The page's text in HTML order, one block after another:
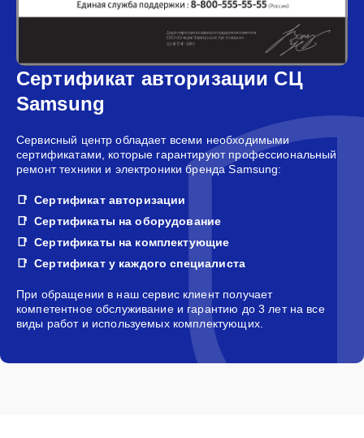
Сертификат авторизации СЦ
Samsung
Сервисный центр обладает всеми необходимыми
сертификатами, которые гарантируют профессиональный
ремонт техники и электроники бренда Samsung:
Сертификат авторизации
Сертификаты на оборудование
Сертификаты на комплектующие
Сертификат у каждого специалиста
При обращении в наш сервис клиент получает
компетентное обслуживание и гарантию до 3 лет на все
виды работ и используемых комплектующих.